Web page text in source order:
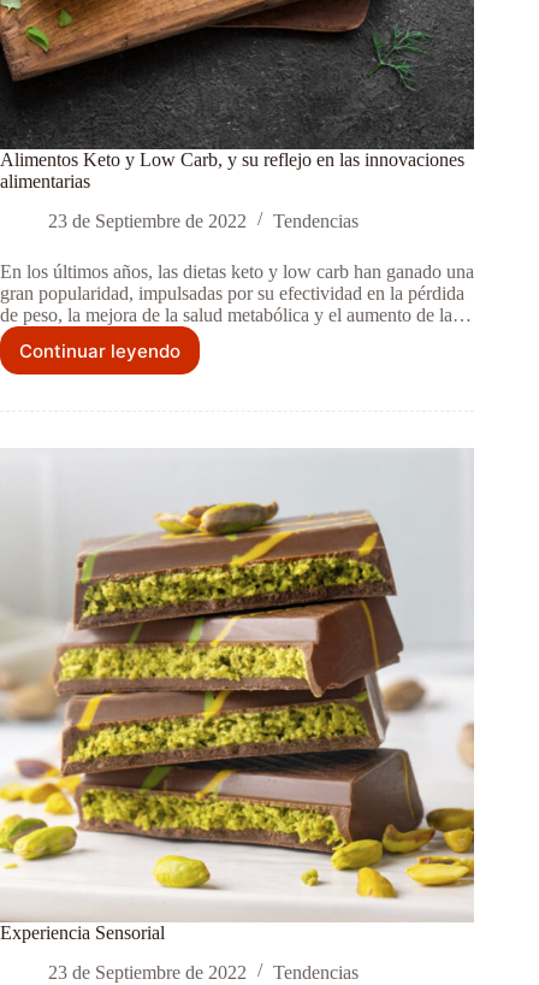
Alimentos Keto y Low Carb, y su reflejo en las innovaciones
alimentarias
23 de Septiembre de 2022
Tendencias
En los últimos años, las dietas keto y low carb han ganado una
gran popularidad, impulsadas por su efectividad en la pérdida
de peso, la mejora de la salud metabólica y el aumento de la…
Continuar leyendo
Alimentos
y
Carb,
reflejo
en
innovaciones
alimentarias
Experiencia Sensorial
23 de Septiembre de 2022
Tendencias